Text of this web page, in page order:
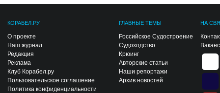
КОРАБЕЛ.РУ
О проекте
Наш журнал
Редакция
Реклама
Клуб Корабел.ру
Пользовательское соглашение
Политика конфиденциальности
ГЛАВНЫЕ ТЕМЫ
Российское Судостроение
Судоходство
Крюинг
Авторские статьи
Наши репортажи
Архив новостей
НА